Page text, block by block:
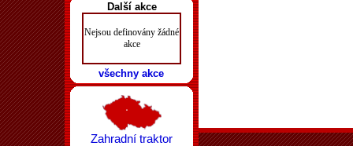
Další akce
Nejsou definovány žádné
akce
všechny akce
Zahradní traktor